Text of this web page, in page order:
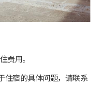
费用。
住宿的具体问题，请联系